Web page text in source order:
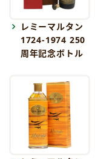
レミーマルタン
1724-1974 250
周年記念ボトル